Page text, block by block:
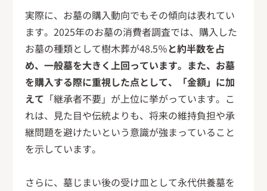
実際に、お墓の購入動向でもその傾向は表れてい
ます。2025年のお墓の消費者調査では、購入した
お墓の種類として樹木葬が48.5％と約半数を占
め、一般墓を大きく上回っています。また、お墓
を購入する際に重視した点として、「金額」に加
えて 「継承者不要」が上位に挙がっています。こ
れは、見た目や伝統よりも、将来の維持負担や承
継問題を避けたいという意識が強まっていること
を示しています。
さらに、墓じまい後の受け皿として永代供養墓を